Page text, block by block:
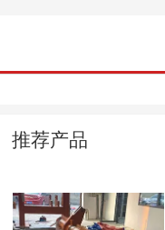
推荐产品